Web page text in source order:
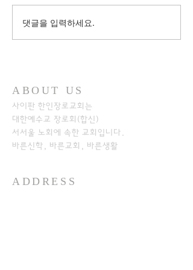
댓글을 입력하세요.
ABOUT US
사이판 한인장로교회는
대한예수교 장로회(합신)
서서울 노회에 속한 교회입니다.
바른신학, 바른교회, 바른생활
ADDRESS